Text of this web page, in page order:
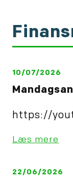
10/07/2026
https://
Læs mere
22/06/2026